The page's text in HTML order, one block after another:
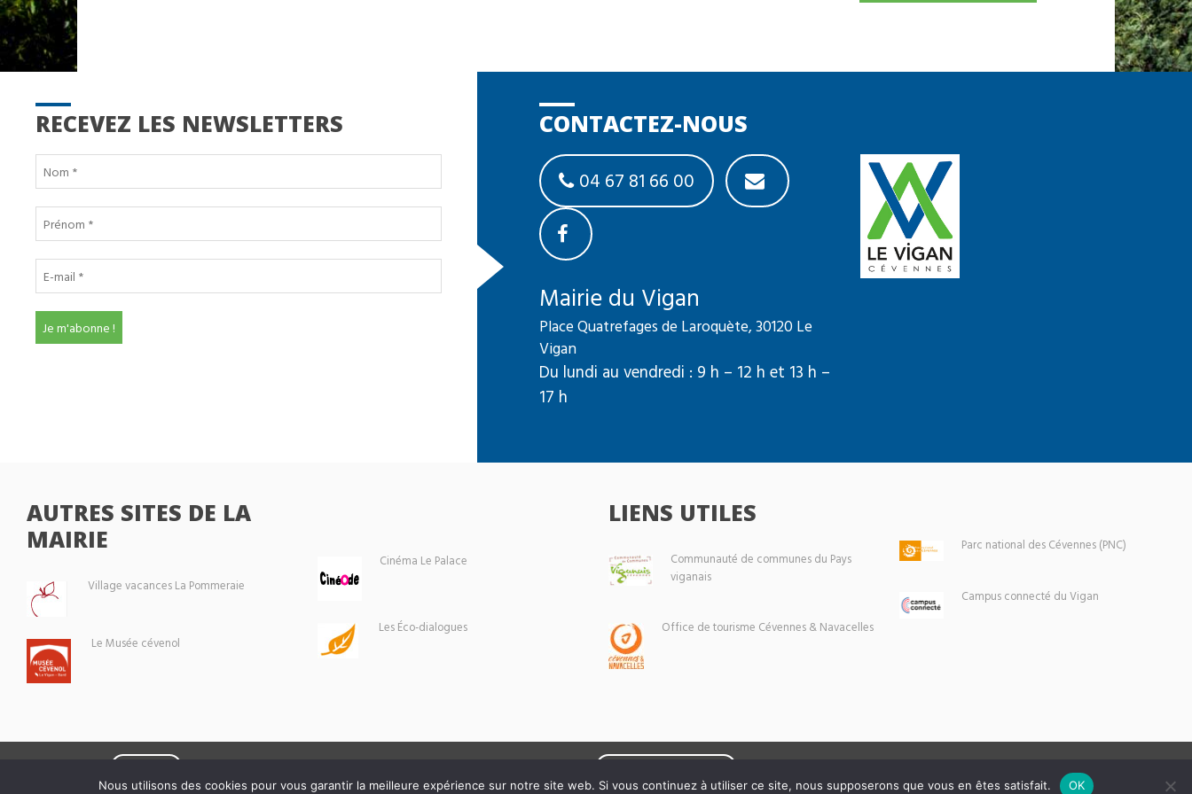
RECEVEZ LES NEWSLETTERS CONTACTEZ-NOUS
04 67 81 66 00
Mairie du Vigan
Place Quatrefages de Laroquète, 30120 Le
Vigan
Du lundi au vendredi : 9 h – 12 h et 13 h –
17 h
AUTRES SITES DE LA
MAIRIE
Village vacances La Pommeraie
Le Musée cévenol
Cinéma Le Palace
Les Éco-dialogues
LIENS UTILES
Communauté de communes du Pays
viganais
Office de tourisme Cévennes & Navacelles
Parc national des Cévennes (PNC)
Campus connecté du Vigan
Nous utilisons des cookies pour vous garantir la meilleure expérience sur notre site web. Si vous continuez à utiliser ce site, nous supposerons que vous en êtes satisfait. OK